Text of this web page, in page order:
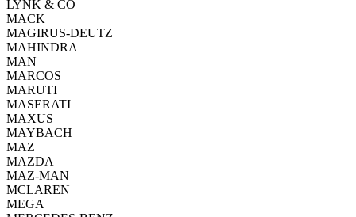
LYNK & CO
MACK
MAGIRUS-DEUTZ
MAHINDRA
MAN
MARCOS
MARUTI
MASERATI
MAXUS
MAYBACH
MAZ
MAZDA
MAZ-MAN
MCLAREN
MEGA